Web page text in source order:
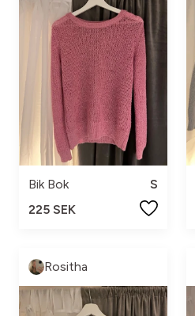
Bik Bok
S
225 SEK
Rositha